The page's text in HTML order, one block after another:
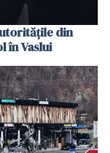
din
în Vaslui